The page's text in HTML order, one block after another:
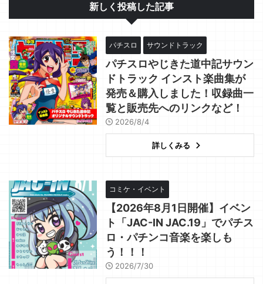
新しく投稿した記事
パチスロ サウンドトラック
パチスロやじきた道中記サウン
ドトラック インスト楽曲集が
発売＆購入しました！収録曲一
覧と販売先へのリンクなど！
2026/8/4
詳しくみる
コミケ・イベント
【2026年8月1日開催】イベン
ト「JAC-IN JAC.19」でパチス
ロ・パチンコ音楽を楽しも
う！！！
2026/7/30